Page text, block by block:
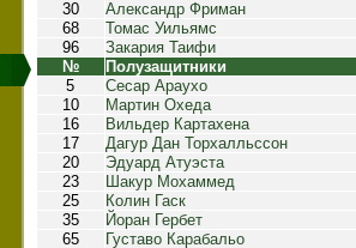
30
Александр Фриман
68
Томас Уильямс
96
Закария Таифи
№
Полузащитники
5
Сесар Араухо
10
Мартин Охеда
16
Вильдер Картахена
17
Дагур Дан Торхалльссон
20
Эдуард Атуэста
23
Шакур Мохаммед
25
Колин Гаск
35
Йоран Гербет
65
Густаво Карабальо